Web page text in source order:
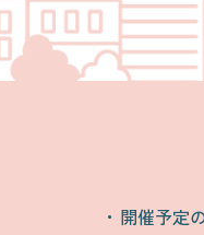
開催予定